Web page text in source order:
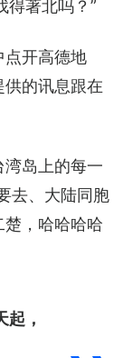
得著北吗？”
点开高德地
的讯息跟在
岛上的每一
去、大陆同胞
，哈哈哈哈
，